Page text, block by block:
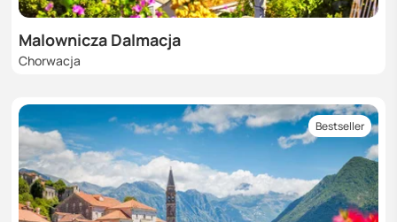
Malownicza Dalmacja
Chorwacja
Bestseller